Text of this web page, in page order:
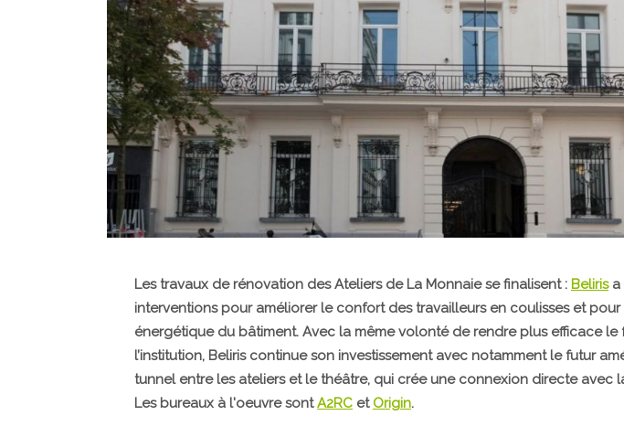
Les travaux de rénovation des Ateliers de La Monnaie se finalisent : Belirisa
interventions pour améliorer le confort des travailleurs en coulisses et
énergétique du bâtiment. Avec la même volonté de rendre plus efficace
l’institution, Beliris continue son investissement avec notamment le futur
tunnel entre les ateliers et le théâtre, qui crée une connexion directe avec
Les bureaux à l'oeuvre sontA2RC et Origin.